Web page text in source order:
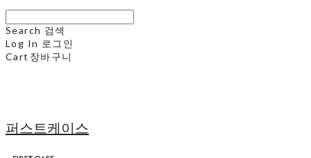
Search 검색
Log In 로그인
Cart 장바구니
퍼스트케이스